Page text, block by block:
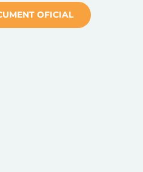
OFICIAL